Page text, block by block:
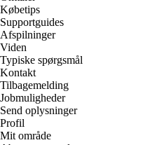
Købetips
Supportguides
Afspilninger
Viden
Typiske spørgsmål
Kontakt
Tilbagemelding
Jobmuligheder
Send oplysninger
Profil
Mit område